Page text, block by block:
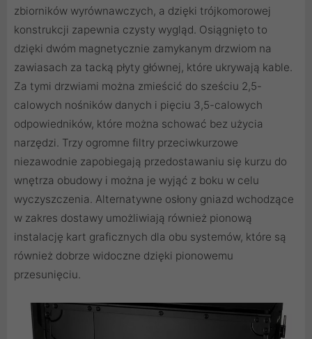
zbiorników wyrównawczych, a dzięki trójkomorowej
konstrukcji zapewnia czysty wygląd. Osiągnięto to
dzięki dwóm magnetycznie zamykanym drzwiom na
zawiasach za tacką płyty głównej, które ukrywają kable.
Za tymi drzwiami można zmieścić do sześciu 2,5-
calowych nośników danych i pięciu 3,5-calowych
odpowiedników, które można schować bez użycia
narzędzi. Trzy ogromne filtry przeciwkurzowe
niezawodnie zapobiegają przedostawaniu się kurzu do
wnętrza obudowy i można je wyjąć z boku w celu
wyczyszczenia. Alternatywne osłony gniazd wchodzące
w zakres dostawy umożliwiają również pionową
instalację kart graficznych dla obu systemów, które są
również dobrze widoczne dzięki pionowemu
przesunięciu.